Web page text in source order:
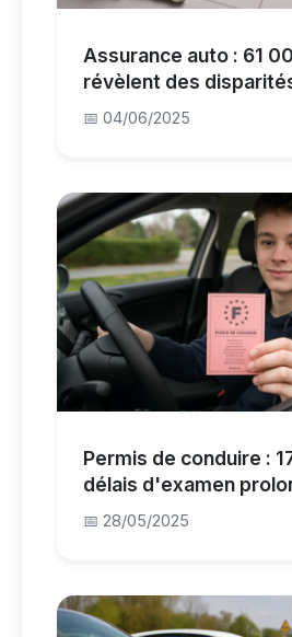
Assurance auto : 61
révèlent des
📅 04/06/2025
Permis de conduire :
délais d'examen
📅 28/05/2025